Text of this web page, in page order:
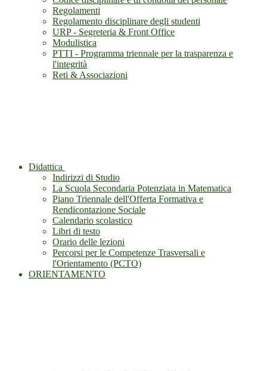
Regolamenti
Regolamento disciplinare degli studenti
URP - Segreteria & Front Office
Modulistica
PTTI - Programma triennale per la trasparenza e
l'integrità
Reti & Associazioni
Didattica
Indirizzi di Studio
La Scuola Secondaria Potenziata in Matematica
Piano Triennale dell'Offerta Formativa e
Rendicontazione Sociale
Calendario scolastico
Libri di testo
Orario delle lezioni
Percorsi per le Competenze Trasversali e
l'Orientamento (PCTO)
ORIENTAMENTO